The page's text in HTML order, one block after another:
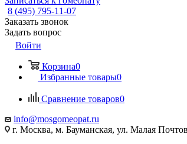
8 (495) 795-11-07
Заказать звонок
Задать вопрос
Войти
Корзина0
Избранные товары0
Сравнение товаров0
info@mosgomeopat.ru
г. Москва, м. Бауманская, ул. Малая